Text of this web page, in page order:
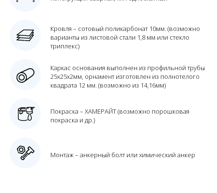
Кровля – сотовый поликарбонат 10мм. (возможно
варианты из листовой стали 1,8 мм или стекло
триплекс)
Каркас основания выполнен из профильной трубы
25х25х2мм, орнамент изготовлен из полнотелого
квадрата 12 мм. (возможно из 14,16мм)
Покраска – ХАМЕРАЙТ (возможно порошковая
покраска и др.)
Монтаж – анкерный болт или химический анкер